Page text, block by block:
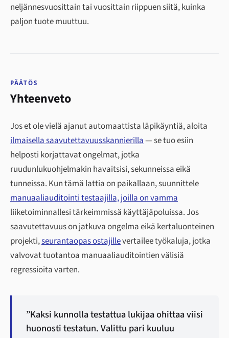
neljännesvuosittain tai vuosittain riippuen siitä, kuinka
paljon tuote muuttuu.
PÄÄTÖS
Yhteenveto
Jos et ole vielä ajanut automaattista läpikäyntiä, aloita
ilmaisella saavutettavuusskannierilla— se tuo esiin
helposti korjattavat ongelmat, jotka
ruudunlukuohjelmakin havaitsisi, sekunneissa eikä
tunneissa. Kun tämä lattia on paikallaan, suunnittele
manuaaliauditointi testaajilla, joilla on vamma
liiketoiminnallesi tärkeimmissä käyttäjäpoluissa. Jos
saavutettavuus on jatkuva ongelma eikä kertaluonteinen
projekti,seurantaopas ostajillevertailee työkaluja, jotka
valvovat tuotantoa manuaaliauditointien välisiä
regressioita varten.
”Kaksi kunnolla testattua lukijaa ohittaa viisi
huonosti testatun. Valittu pari kuuluu